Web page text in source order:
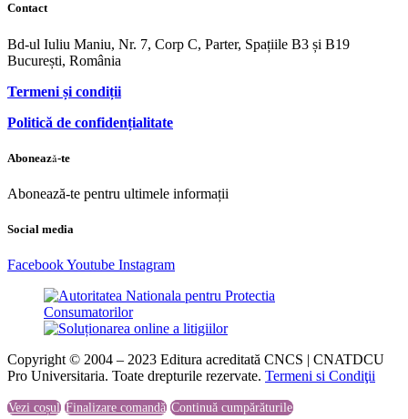
Contact
Bd-ul Iuliu Maniu, Nr. 7, Corp C, Parter, Spațiile B3 și B19
București, România
Termeni și condiții
Politică de confidențialitate
Abonează-te
Abonează-te pentru ultimele informații
Social media
FacebookYoutube Instagram
Copyright © 2004 – 2023 Editura acreditată CNCS | CNATDCU
Pro Universitaria. Toate drepturile rezervate. Termeni si Condiţii
Vezi coșul Finalizare comandă Continuă cumpărăturile